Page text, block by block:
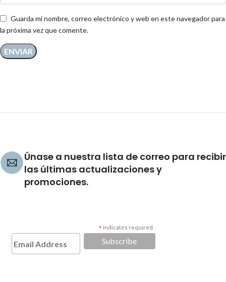
Guarda mi nombre, correo electrónico y web en este navegador para
la próxima vez que comente.
Únase a nuestra lista de correo para recibir
las últimas actualizaciones y
promociones.
* indicates required